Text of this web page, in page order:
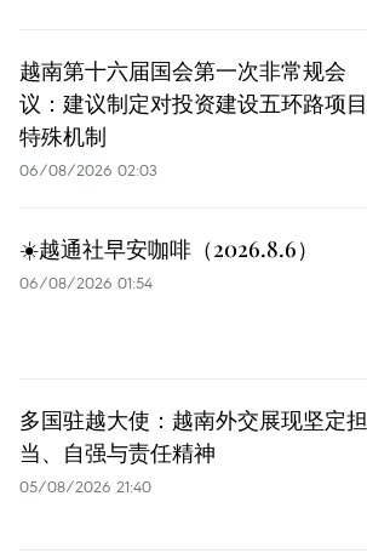
越南第十六届国会第一次非常规会
议：建议制定对投资建设五环路项目
特殊机制
06/08/2026 02:03
☀️越通社早安咖啡（2026.8.6）
06/08/2026 01:54
多国驻越大使：越南外交展现坚定担
当、自强与责任精神
05/08/2026 21:40